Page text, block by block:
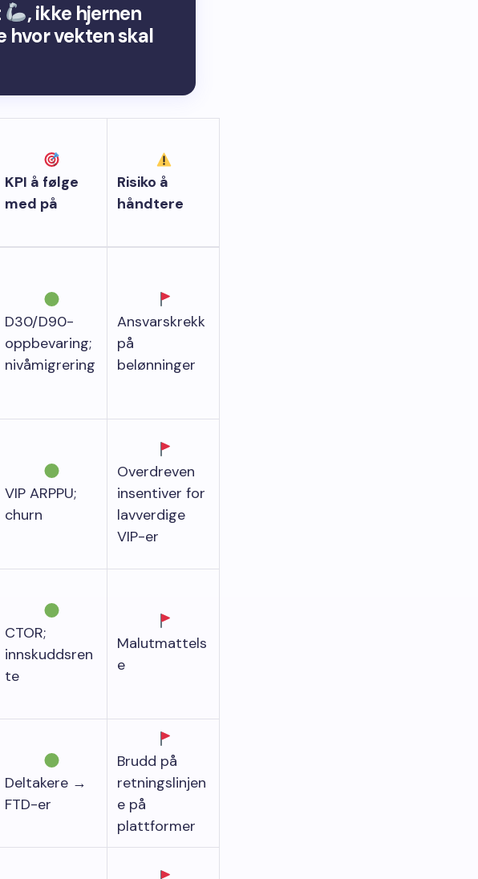
, ikke hjernen
hvor vekten skal
KPI å følge
med på
Risiko å
håndtere
D30/D90-
oppbevaring;
nivåmigrering
Ansvarskrekk
på
belønninger
VIP ARPPU;
churn
Overdreven
insentiver for
lavverdige
VIP-er
CTOR;
innskuddsren
te
Malutmattels
e
Deltakere →
FTD-er
Brudd på
retningslinjen
e på
plattformer